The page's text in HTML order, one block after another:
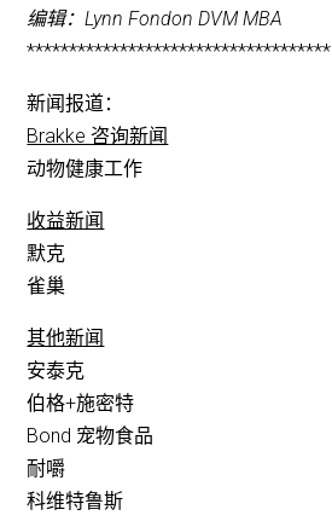
编辑：Lynn Fondon DVM MBA
************************************
新闻报道：
Brakke 咨询新闻
动物健康工作
收益新闻
默克
雀巢
其他新闻
安泰克
伯格+施密特
Bond 宠物食品
耐嚼
科维特鲁斯